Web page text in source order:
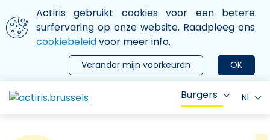
Aller au contenu principal
We gebruiken cookies
Actiris gebruikt cookies voor een betere
surfervaring op onze website. Raadpleeg ons
cookiebeleidvoor meer info.
OK
Verander mijn voorkeuren
le menu
Burgers Nl